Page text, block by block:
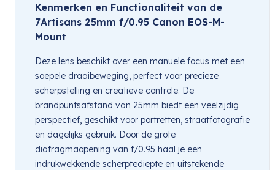
Kenmerken en Functionaliteit van de
7Artisans 25mm f/0.95 Canon EOS-M-
Mount
Deze lens beschikt over een manuele focus met een
soepele draaibeweging, perfect voor precieze
scherpstelling en creatieve controle. De
brandpuntsafstand van 25mm biedt een veelzijdig
perspectief, geschikt voor portretten, straatfotografie
en dagelijks gebruik. Door de grote
diafragmaopening van f/0.95 haal je een
indrukwekkende scherptediepte en uitstekende